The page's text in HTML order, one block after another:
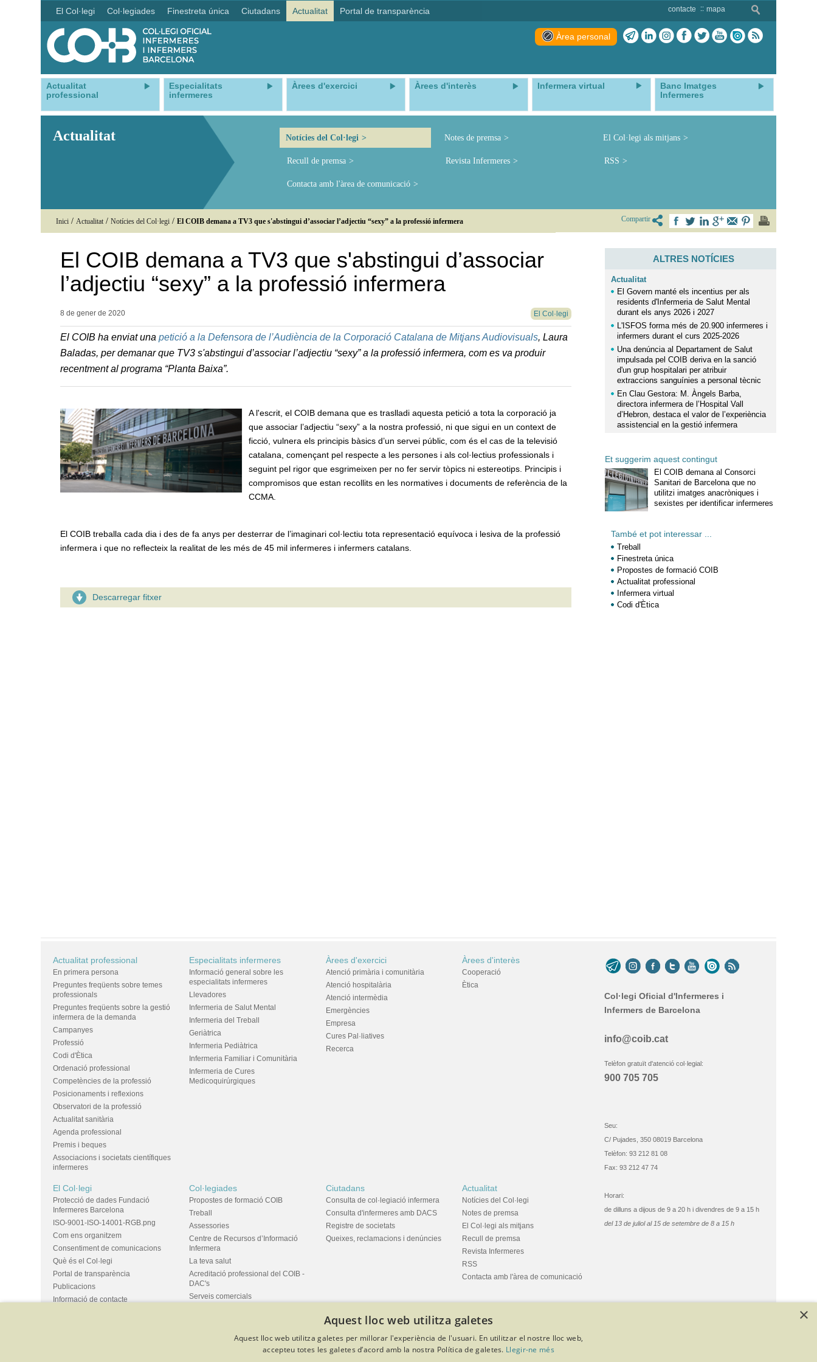
El Col·legi Col·legiades Finestreta única Ciutadans Actualitat Portal de transparència contacte mapa
Àrea personal
Actualitat
professional
Especialitats
infermeres
Àrees d'exercici Àrees d'interès Infermera virtual
Banc Imatges
Infermeres
Actualitat Notícies del Col·legi Notes de premsa El Col·legi als mitjans
Recull de premsa Revista Infermeres RSS
Contacta amb l'àrea de comunicació
Inici / Actualitat / Notícies del Col·legi / El COIB demana a TV3 que s'abstingui d’associar l’adjectiu “sexy” a la professió infermera Compartir
El COIB demana a TV3 que s'abstingui d’associar
l’adjectiu “sexy” a la professió infermera
8 de gener de 2020 El Col·legi
El COIB ha enviat una petició a la Defensora de l’Audiència de la Corporació Catalana de Mitjans Audiovisuals, Laura
Baladas, per demanar que TV3 s'abstingui d’associar l’adjectiu “sexy” a la professió infermera, com es va produir
recentment al programa “Planta Baixa”.
A l'escrit, el COIB demana que es traslladi aquesta petició a tota la corporació ja
que associar l’adjectiu “sexy” a la nostra professió, ni que sigui en un context de
ficció, vulnera els principis bàsics d’un servei públic, com és el cas de la televisió
catalana, començant pel respecte a les persones i als col·lectius professionals i
seguint pel rigor que esgrimeixen per no fer servir tòpics ni estereotips. Principis i
compromisos que estan recollits en les normatives i documents de referència de la
CCMA.
El COIB treballa cada dia i des de fa anys per desterrar de l’imaginari col·lectiu tota representació equívoca i lesiva de la professió
infermera i que no reflecteix la realitat de les més de 45 mil infermeres i infermers catalans.
Descarregar fitxer
ALTRES NOTÍCIES
Actualitat
El Govern manté els incentius per als
residents d'Infermeria de Salut Mental
durant els anys 2026 i 2027
L'ISFOS forma més de 20.900 infermeres i
infermers durant el curs 2025-2026
Una denúncia al Departament de Salut
impulsada pel COIB deriva en la sanció
d'un grup hospitalari per atribuir
extraccions sanguínies a personal tècnic
En Clau Gestora: M. Àngels Barba,
directora infermera de l’Hospital Vall
d’Hebron, destaca el valor de l’experiència
assistencial en la gestió infermera
Et suggerim aquest contingut
El COIB demana al Consorci
Sanitari de Barcelona que no
utilitzi imatges anacròniques i
sexistes per identificar infermeres
També et pot interessar ...
Treball
Finestreta única
Propostes de formació COIB
Actualitat professional
Infermera virtual
Codi d'Ètica
Actualitat professional
En primera persona
Preguntes freqüents sobre temes
professionals
Preguntes freqüents sobre la gestió
infermera de la demanda
Campanyes
Professió
Codi d'Ètica
Ordenació professional
Competències de la professió
Posicionaments i reflexions
Observatori de la professió
Actualitat sanitària
Agenda professional
Premis i beques
Associacions i societats científiques
infermeres
Especialitats infermeres
Informació general sobre les
especialitats infermeres
Llevadores
Infermeria de Salut Mental
Infermeria del Treball
Geriàtrica
Infermeria Pediàtrica
Infermeria Familiar i Comunitària
Infermeria de Cures
Medicoquirúrgiques
Àrees d'exercici
Atenció primària i comunitària
Atenció hospitalària
Atenció intermèdia
Emergències
Empresa
Cures Pal·liatives
Recerca
Àrees d'interès
Cooperació
Ètica
El Col·legi
Protecció de dades Fundació
Infermeres Barcelona
ISO-9001-ISO-14001-RGB.png
Com ens organitzem
Consentiment de comunicacions
Què és el Col·legi
Portal de transparència
Publicacions
Informació de contacte
Col·legiades
Propostes de formació COIB
Treball
Assessories
Centre de Recursos d’Informació
Infermera
La teva salut
Acreditació professional del COIB -
DAC's
Serveis comercials
Ciutadans
Consulta de col·legiació infermera
Consulta d'infermeres amb DACS
Registre de societats
Queixes, reclamacions i denúncies
Actualitat
Notícies del Col·legi
Notes de premsa
El Col·legi als mitjans
Recull de premsa
Revista Infermeres
RSS
Contacta amb l'àrea de comunicació
Col·legi Oficial d'Infermeres i
Infermers de Barcelona
info@coib.cat
Telèfon gratuït d'atenció col·legial:
900 705 705
Seu:
C/ Pujades, 350 08019 Barcelona
Telèfon: 93 212 81 08
Fax: 93 212 47 74
Horari:
de dilluns a dijous de 9 a 20 h i divendres de 9 a 15 h
del 13 de juliol al 15 de setembre de 8 a 15 h
Criteris de privacitat Política de cookies Avís legal Política de protecció de dades
×
Aquest lloc web utilitza galetes
Aquest lloc web utilitza galetes per millorar l'experiència de l'usuari. En utilitzar el nostre lloc web,
accepteu totes les galetes d’acord amb la nostra Política de galetes. Llegir-ne més